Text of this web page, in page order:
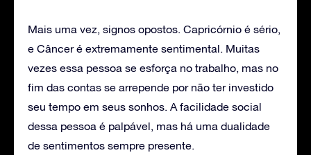
Mais uma vez, signos opostos. Capricórnio é sério,
e Câncer é extremamente sentimental. Muitas
vezes essa pessoa se esforça no trabalho, mas no
fim das contas se arrepende por não ter investido
seu tempo em seus sonhos. A facilidade social
dessa pessoa é palpável, mas há uma dualidade
de sentimentos sempre presente.